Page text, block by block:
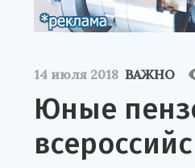
14 июля 2018 ВАЖНО
Юные